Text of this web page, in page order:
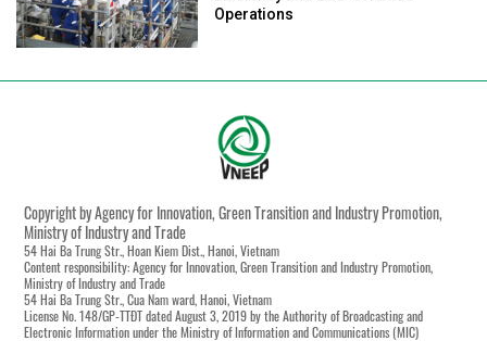
Operations
Copyright by Agency for Innovation, Green Transition and Industry Promotion,
Ministry of Industry and Trade
54 Hai Ba Trung Str., Hoan Kiem Dist., Hanoi, Vietnam
Content responsibility: Agency for Innovation, Green Transition and Industry Promotion,
Ministry of Industry and Trade
54 Hai Ba Trung Str., Cua Nam ward, Hanoi, Vietnam
License No. 148/GP-TTĐT dated August 3, 2019 by the Authority of Broadcasting and
Electronic Information under the Ministry of Information and Communications (MIC)